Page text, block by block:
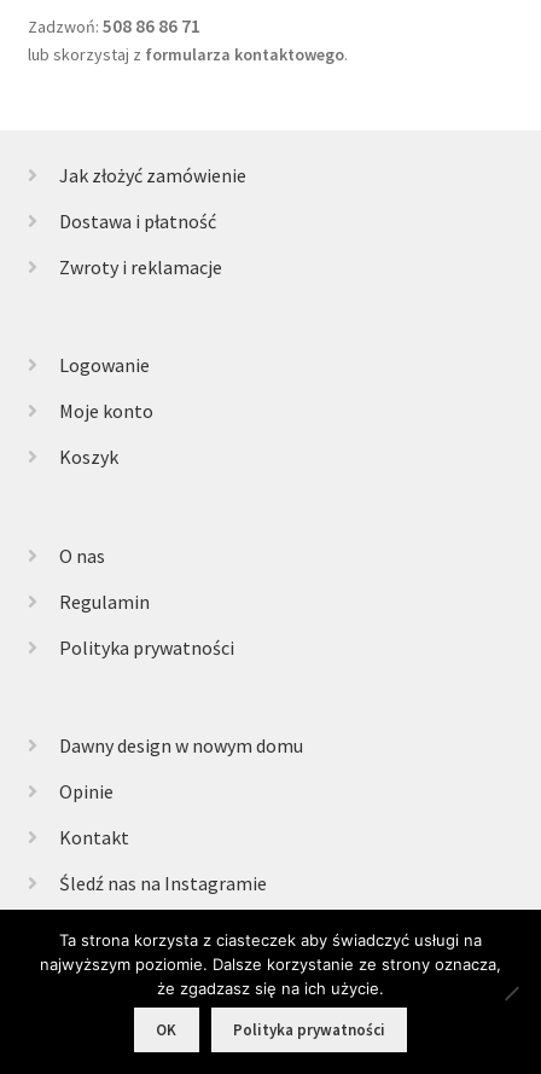
Zadzwoń: 508 86 86 71
lub skorzystaj z formularza kontaktowego.
Jak złożyć zamówienie
Dostawa i płatność
Zwroty i reklamacje
Logowanie
Moje konto
Koszyk
O nas
Regulamin
Polityka prywatności
Dawny design w nowym domu
Opinie
Kontakt
Śledź nas na Instagramie
© Retrogabinet 2025
Ta strona korzysta z ciasteczek aby świadczyć usługi na
najwyższym poziomie. Dalsze korzystanie ze strony oznacza,
że zgadzasz się na ich użycie.
OK Polityka prywatności